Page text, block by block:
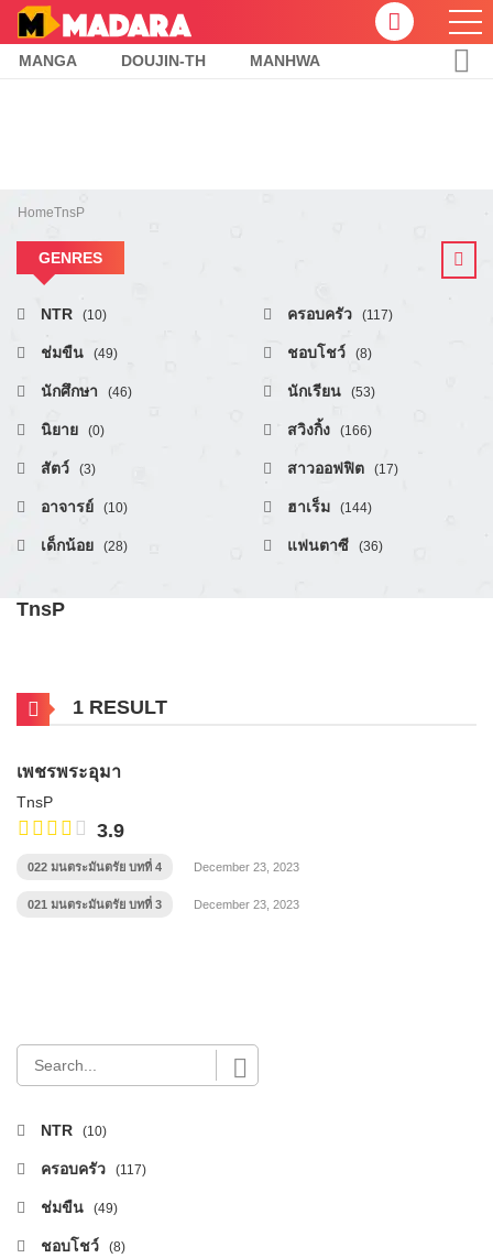
MANGA DOUJIN-TH MANHWA
HomeTnsP
GENRES
NTR (10) ครอบครัว (117)
ช่มขืน (49) ชอบโชว์ (8)
นักศึกษา (46) นักเรียน (53)
นิยาย (0) สวิงกิ้ง (166)
สัตว์ (3) สาวออฟฟิต (17)
อาจารย์ (10) ฮาเร็ม (144)
เด็กน้อย (28) แฟนตาซี (36)
TnsP
1 RESULT
เพชรพระอุมา
TnsP
3.9
022 มนตระมันตรัย บทที่ 4 December 23, 2023
021 มนตระมันตรัย บทที่ 3 December 23, 2023
NTR (10)
ครอบครัว (117)
ช่มขืน (49)
ชอบโชว์ (8)